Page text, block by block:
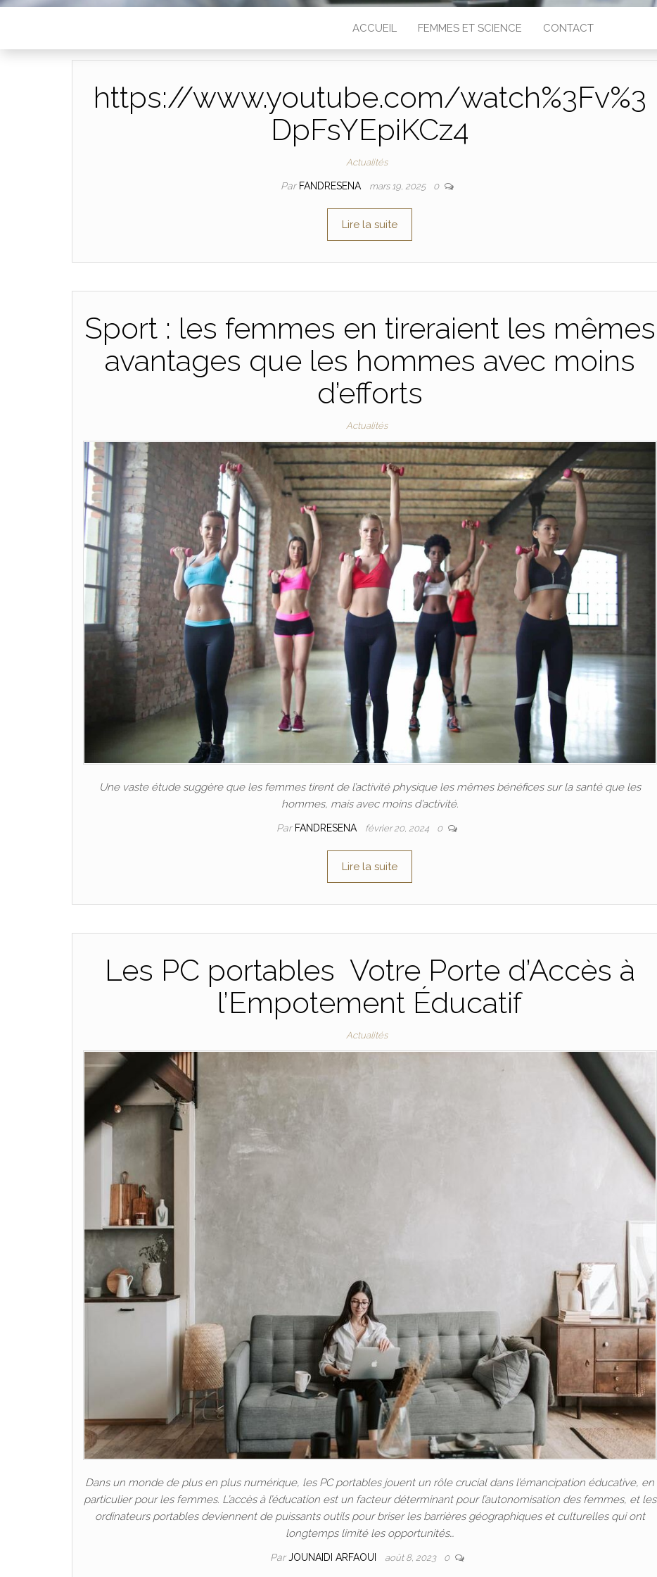
ACCUEIL FEMMES ET SCIENCE CONTACT
https://www.youtube.com/watch%3Fv%3
DpFsYEpiKCz4
Actualités
Par FANDRESENA mars 19, 2025 0
Lire la suite
Sport : les femmes en tireraient les mêmes
avantages que les hommes avec moins
d’efforts
Actualités
Une vaste étude suggère que les femmes tirent de l’activité physique les mêmes bénéfices sur la santé que les
hommes, mais avec moins d’activité.
Par FANDRESENA février 20, 2024 0
Lire la suite
Les PC portables Votre Porte d’Accès à
l’Empotement Éducatif
Actualités
Dans un monde de plus en plus numérique, les PC portables jouent un rôle crucial dans l’émancipation éducative, en
particulier pour les femmes. L’accès à l’éducation est un facteur déterminant pour l’autonomisation des femmes, et les
ordinateurs portables deviennent de puissants outils pour briser les barrières géographiques et culturelles qui ont
longtemps limité les opportunités…
ParJOUNAIDI ARFAOUI août 8, 2023 0